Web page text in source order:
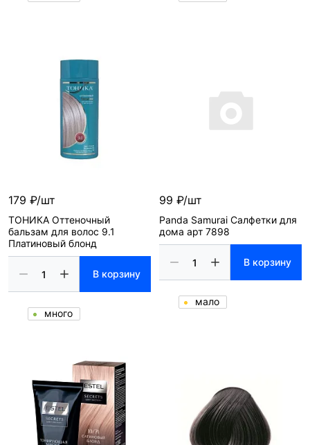
179 ₽/шт
ТОНИКА Оттеночный
бальзам для волос 9.1
Платиновый блонд
В корзину
много
99 ₽/шт
Panda Samurai Салфетки для
дома арт 7898
В корзину
мало